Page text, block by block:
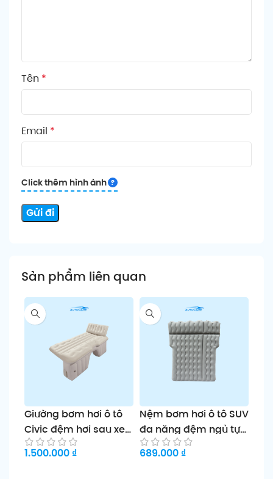
Tên *
Email *
Click thêm hình ảnh
Sản phẩm liên quan
Giường bơm hơi ô tô
Civic đệm hơi sau xe
tiện lợi cho du lịch và
nghỉ ngơi
1.500.000 ₫
Nệm bơm hơi ô tô SUV
đa năng đệm ngủ tự
động giường du lịch
đôi
689.000 ₫